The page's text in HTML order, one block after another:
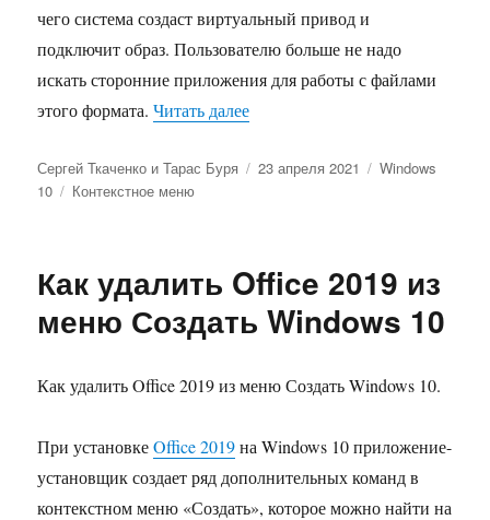
чего система создаст виртуальный привод и
подключит образ. Пользователю больше не надо
искать сторонние приложения для работы с файлами
этого формата.Читать далее«Как удалить команду
Автор
Сергей Ткаченко и Тарас Буря Опубликовано
23 апреля 2021 Рубрики
Windows
10
Метки
Контекстное меню
Как удалить Office 2019 из
меню Создать Windows 10
Как удалить Office 2019 из меню Создать Windows 10.
При установкеOffice 2019на Windows 10 приложение-
установщик создает ряд дополнительных команд в
контекстном меню «Создать», которое можно найти на